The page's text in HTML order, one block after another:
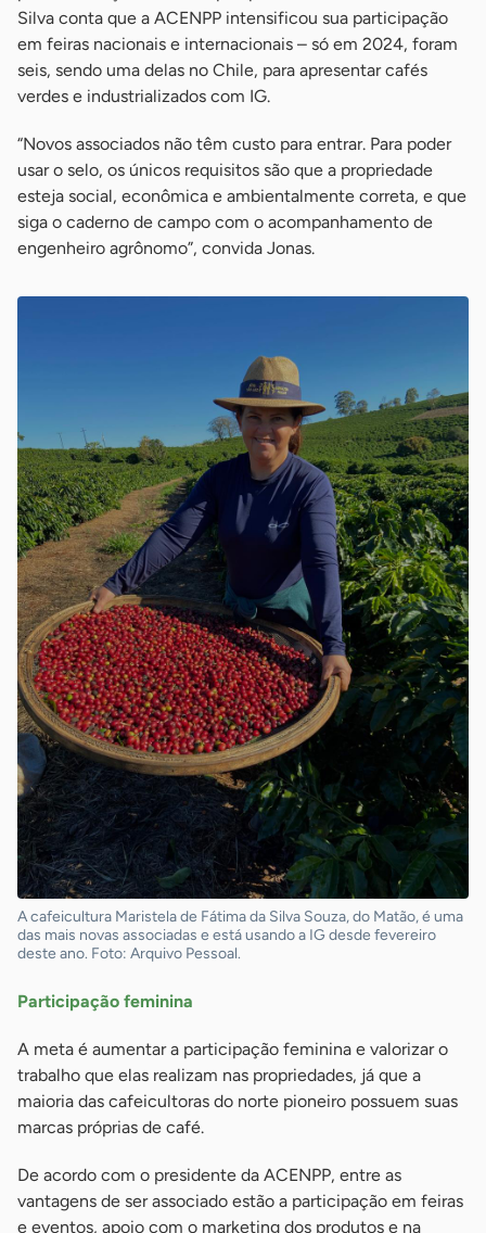
Silva conta que a ACENPP intensificou sua participação
em feiras nacionais e internacionais – só em 2024, foram
seis, sendo uma delas no Chile, para apresentar cafés
verdes e industrializados com IG.
“Novos associados não têm custo para entrar. Para poder
usar o selo, os únicos requisitos são que a propriedade
esteja social, econômica e ambientalmente correta, e que
siga o caderno de campo com o acompanhamento de
engenheiro agrônomo”, convida Jonas.
A cafeicultura Maristela de Fátima da Silva Souza, do Matão, é uma
das mais novas associadas e está usando a IG desde fevereiro
deste ano. Foto: Arquivo Pessoal.
Participação feminina
A meta é aumentar a participação feminina e valorizar o
trabalho que elas realizam nas propriedades, já que a
maioria das cafeicultoras do norte pioneiro possuem suas
marcas próprias de café.
De acordo com o presidente da ACENPP, entre as
vantagens de ser associado estão a participação em feiras
e eventos, apoio com o marketing dos produtos e na